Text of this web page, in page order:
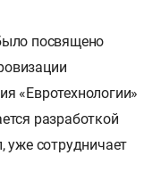
посвящено
«Евротехнологии»
разработкой
уже сотрудничает